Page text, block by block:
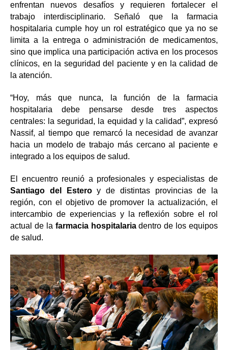
enfrentan nuevos desafíos y requieren fortalecer el
trabajo interdisciplinario. Señaló que la farmacia
hospitalaria cumple hoy un rol estratégico que ya no se
limita a la entrega o administración de medicamentos,
sino que implica una participación activa en los procesos
clínicos, en la seguridad del paciente y en la calidad de
la atención.
“Hoy, más que nunca, la función de la farmacia
hospitalaria debe pensarse desde tres aspectos
centrales: la seguridad, la equidad y la calidad”, expresó
Nassif, al tiempo que remarcó la necesidad de avanzar
hacia un modelo de trabajo más cercano al paciente e
integrado a los equipos de salud.
El encuentro reunió a profesionales y especialistas de
Santiago del Esteroy de distintas provincias de la
región, con el objetivo de promover la actualización, el
intercambio de experiencias y la reflexión sobre el rol
actual de la farmacia hospitalariadentro de los equipos
de salud.